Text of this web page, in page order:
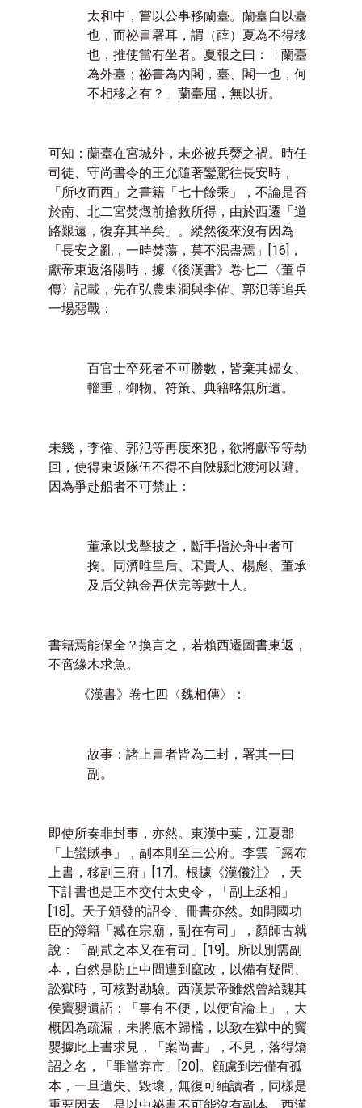
太和中，嘗以公事移蘭臺。蘭臺自以臺
也，而祕書署耳，謂（薛）夏為不得移
也，推使當有坐者。夏報之曰：「蘭臺
為外臺；祕書為內閣，臺、閣一也，何
不相移之有？」蘭臺屈，無以折。
可知：蘭臺在宮城外，未必被兵燹之禍。時任
司徒、守尚書令的王允隨著鑾駕往長安時，
「所收而西」之書籍「七十餘乘」，不論是否
於南、北二宮焚燬前搶救所得，由於西遷「道
路艱遠，復弃其半矣」。縱然後來沒有因為
「長安之亂，一時焚蕩，莫不泯盡焉」 [16] ，
獻帝東返洛陽時，據《後漢書》卷七二〈董卓
傳〉記載，先在弘農東澗與李傕、郭氾等追兵
一場惡戰：
百官士卒死者不可勝數，皆棄其婦女、
輜重，御物、符策、典籍略無所遺。
未幾，李傕、郭氾等再度來犯，欲將獻帝等劫
回，使得東返隊伍不得不自陜縣北渡河以避。
因為爭赴船者不可禁止：
董承以戈擊披之，斷手指於舟中者可
掬。同濟唯皇后、宋貴人、楊彪、董承
及后父執金吾伏完等數十人。
書籍焉能保全？換言之，若賴西遷圖書東返，
不啻緣木求魚。
《漢書》卷七四〈魏相傳〉：
故事：諸上書者皆為二封，署其一曰
副。
即使所奏非封事，亦然。東漢中葉，江夏郡
「上蠻賊事」，副本則至三公府。李雲「露布
上書，移副三府」 [17] 。根據《漢儀注》，天
下計書也是正本交付太史令，「副上丞相」
[18] 。天子頒發的詔令、冊書亦然。如開國功
臣的簿籍「臧在宗廟，副在有司」，顏師古就
說：「副貳之本又在有司」 [19] 。所以別需副
本，自然是防止中間遭到竄改，以備有疑問、
訟獄時，可核對勘驗。西漢景帝雖然曾給魏其
侯竇嬰遺詔：「事有不便，以便宜論上」，大
概因為疏漏，未將底本歸檔，以致在獄中的竇
嬰據此上書求見，「案尚書」，不見，落得矯
詔之名，「罪當弃市」 [20] 。顧慮到若僅有孤
本，一旦遺失、毀壞，無復可紬讀者，同樣是
重要因素，是以中祕書不可能沒有副本。西漢